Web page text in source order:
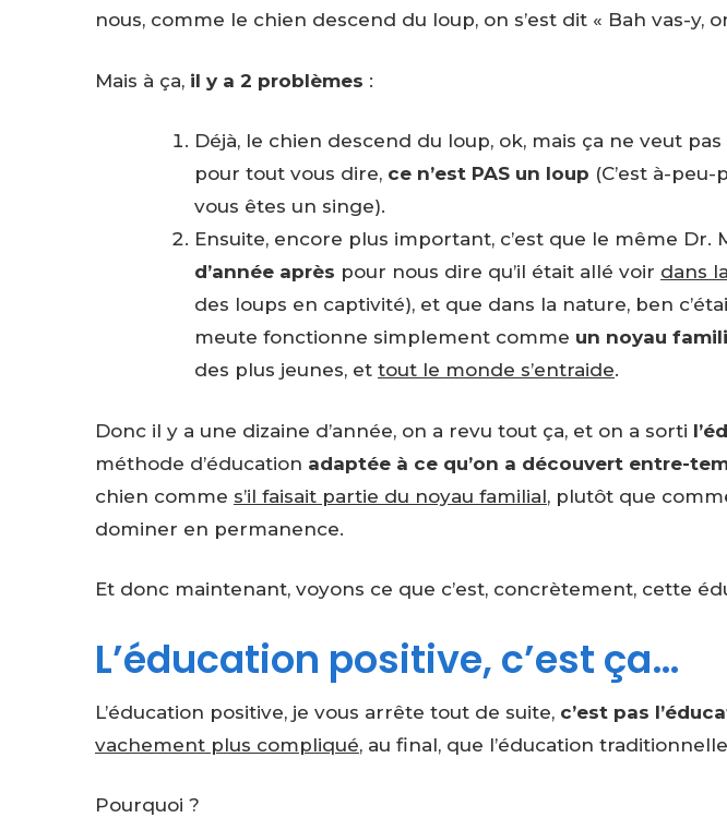
nous, comme le chien descend du loup, on s’est dit « Bah vas-y,
Mais à ça, il y a 2 problèmes :
Déjà, le chien descend du loup, ok, mais ça ne veut
pour tout vous dire, ce n’est PAS un loup (C’est à-
vous êtes un singe).
Ensuite, encore plus important, c’est que le même Dr.
d’année après pour nous dire qu’il était allé voir dans
des loups en captivité), et que dans la nature, ben
meute fonctionne simplement comme un noyau
des plus jeunes, et tout le monde s’entraide.
Donc il y a une dizaine d’année, on a revu tout ça, et on a sorti
méthode d’éducation adaptée à ce qu’on a découvert entre-
chien comme s’il faisait partie du noyau familial, plutôt que
dominer en permanence.
Et donc maintenant, voyons ce que c’est, concrètement, cette
L’éducation positive, c’est ça…
L’éducation positive, je vous arrête tout de suite, c’est pas
vachement plus compliqué, au final, que l’éducation
Pourquoi ?